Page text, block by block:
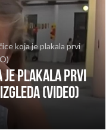
koja je plakala prvi
je plakala prvi
(VIDEO)